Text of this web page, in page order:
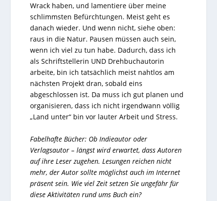
Wrack haben, und lamentiere über meine
schlimmsten Befürchtungen. Meist geht es
danach wieder. Und wenn nicht, siehe oben:
raus in die Natur. Pausen müssen auch sein,
wenn ich viel zu tun habe. Dadurch, dass ich
als Schriftstellerin UND Drehbuchautorin
arbeite, bin ich tatsächlich meist nahtlos am
nächsten Projekt dran, sobald eins
abgeschlossen ist. Da muss ich gut planen und
organisieren, dass ich nicht irgendwann völlig
„Land unter“ bin vor lauter Arbeit und Stress.
Fabelhafte Bücher: Ob Indieautor oder
Verlagsautor – längst wird erwartet, dass Autoren
auf ihre Leser zugehen. Lesungen reichen nicht
mehr, der Autor sollte möglichst auch im Internet
präsent sein. Wie viel Zeit setzen Sie ungefähr für
diese Aktivitäten rund ums Buch ein?